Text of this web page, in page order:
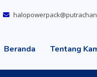
Beranda Tentang